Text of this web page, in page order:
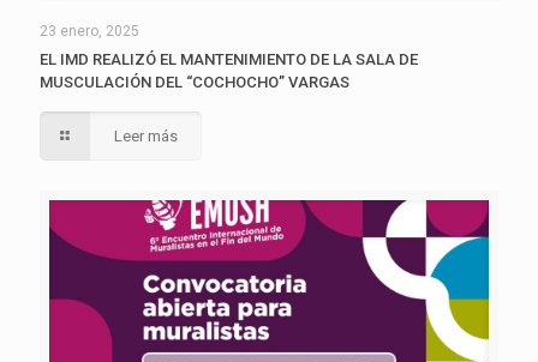
23 enero, 2025
EL IMD REALIZÓ EL MANTENIMIENTO DE LA SALA DE
MUSCULACIÓN DEL “COCHOCHO” VARGAS
Leer más